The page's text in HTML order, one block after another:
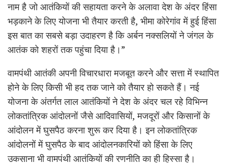
नाम है जो आतंकियों की सहायता करने के अलावा देश के अंदर हिंसा
भड़काने के लिए योजना भी तैयार करती है, भीमा कोरेगांव में हुई हिंसा
इस बात का सबसे बड़ा उदाहरण है कि अर्बन नक्सलियों ने जंगल के
आतंक को शहरों तक पहुंचा दिया है।”
वामपंथी आतंकी अपनी विचारधारा मजबूत करने और सत्ता में स्थापित
होने के लिए किसी भी हद तक जाने को तैयार हो सकते हैं। नई
योजना के अंतर्गत लाल आतंकियों ने देश के अंदर चल रहे विभिन्न
लोकतांत्रिक आंदोलनों जैसे आदिवासियों, मजदूरों और किसानों के
आंदोलन में घुसपैठ करना शुरू कर दिया है। इन लोकतांत्रिक
आंदोलनों में घुसपैठ के बाद आंदोलनकारियों को हिंसा के लिए
उकसाना भी वामपंथी आतंकियों की रणनीति का ही हिस्सा है।